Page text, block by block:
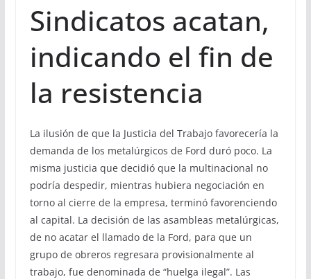
Sindicatos acatan,
indicando el fin de
la resistencia
La ilusión de que la Justicia del Trabajo favorecería la
demanda de los metalúrgicos de Ford duró poco. La
misma justicia que decidió que la multinacional no
podría despedir, mientras hubiera negociación en
torno al cierre de la empresa, terminó favorenciendo
al capital. La decisión de las asambleas metalúrgicas,
de no acatar el llamado de la Ford, para que un
grupo de obreros regresara provisionalmente al
trabajo, fue denominada de “huelga ilegal”. Las